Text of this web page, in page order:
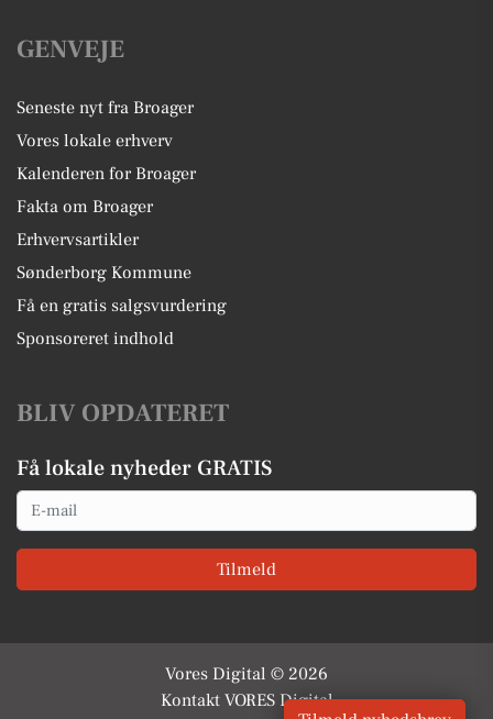
GENVEJE
Seneste nyt fra Broager
Vores lokale erhverv
Kalenderen for Broager
Fakta om Broager
Erhvervsartikler
Sønderborg Kommune
Få en gratis salgsvurdering
Sponsoreret indhold
BLIV OPDATERET
Få lokale nyheder GRATIS
Email
Tilmeld
Vores Digital © 2026
Kontakt VORES Digital